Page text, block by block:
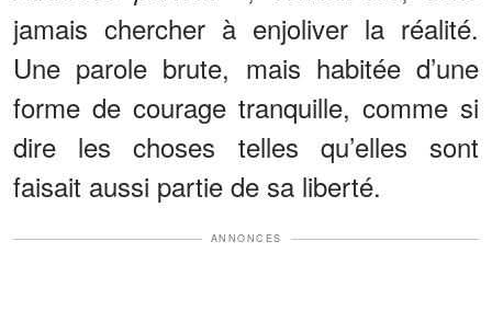
jamais chercher à enjoliver la réalité.
Une parole brute, mais habitée d’une
forme de courage tranquille, comme si
dire les choses telles qu’elles sont
faisait aussi partie de sa liberté.
ANNONCES